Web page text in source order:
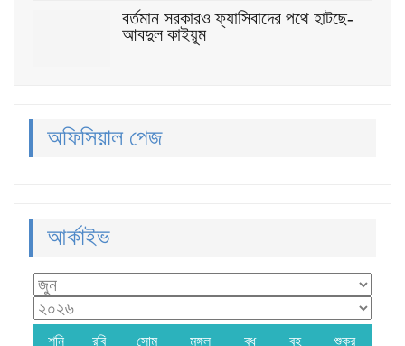
বর্তমান সরকারও ফ্যাসিবাদের পথে হাটছে-
আবদুল কাইয়ূম
অফিসিয়াল পেজ
আর্কাইভ
শনি রবি সোম মঙ্গল বুধ বৃহ শুক্র